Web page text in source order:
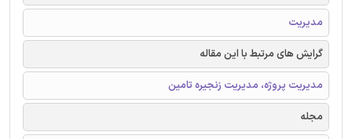
مدیریت
گرایش های مرتبط با این مقاله
مدیریت پروژه، مدیریت زنجیره تامین
مجله